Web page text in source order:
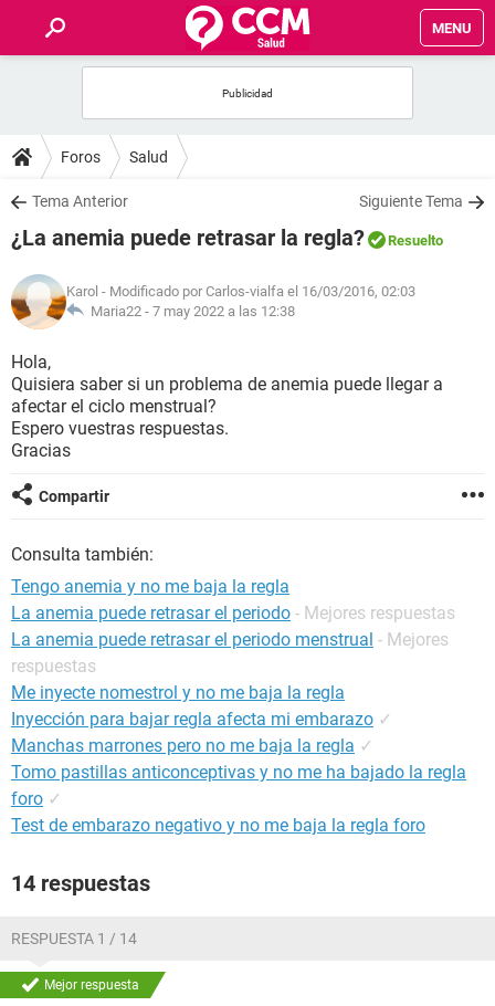
MENU
FOROS
SALUD
FAMILIA
NUTRICIÓN
BIENESTAR
SEXUALIDAD
GLOSARIO
Foros Salud
Tema Anterior Siguiente Tema
¿La anemia puede retrasar la regla? Resuelto
Karol - Modificado por Carlos-vialfa el 16/03/2016, 02:03
Maria22 - 7 may 2022 a las 12:38
Hola,
Quisiera saber si un problema de anemia puede llegar a
afectar el ciclo menstrual?
Espero vuestras respuestas.
Gracias
Compartir
Consulta también:
Tengo anemia y no me baja la regla
La anemia puede retrasar el periodo - Mejores respuestas
La anemia puede retrasar el periodo menstrual - Mejores
respuestas
Me inyecte nomestrol y no me baja la regla
Inyección para bajar regla afecta mi embarazo ✓
Manchas marrones pero no me baja la regla ✓
Tomo pastillas anticonceptivas y no me ha bajado la regla
foro ✓
Test de embarazo negativo y no me baja la regla foro
14 respuestas
RESPUESTA 1 / 14
Mejor respuesta